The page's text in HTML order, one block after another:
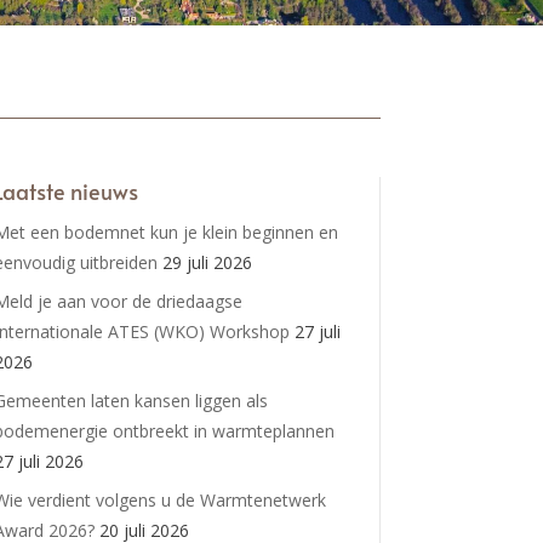
nieuws
een bodemnet kun je klein beginnen en
uitbreiden 29 juli 2026
je aan voor de driedaagse
ATES (WKO) Workshop 27 juli
laten kansen liggen als
ontbreekt in warmteplannen
juli 2026
verdient volgens u de Warmtenetwerk
2026? 20 juli 2026